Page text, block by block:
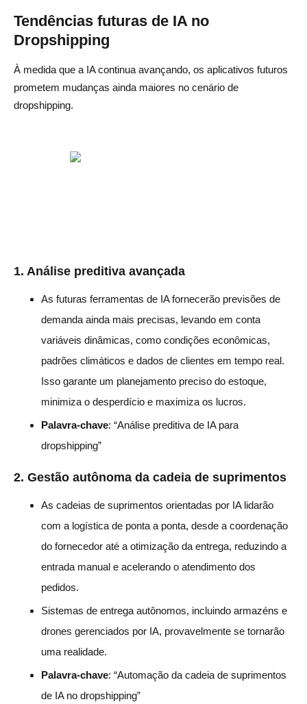
Tendências futuras de IA no
Dropshipping
À medida que a IA continua avançando, os aplicativos futuros
prometem mudanças ainda maiores no cenário de
dropshipping.
1. Análise preditiva avançada
As futuras ferramentas de IA fornecerão previsões de
demanda ainda mais precisas, levando em conta
variáveis dinâmicas, como condições econômicas,
padrões climáticos e dados de clientes em tempo real.
Isso garante um planejamento preciso do estoque,
minimiza o desperdício e maximiza os lucros.
Palavra-chave: “Análise preditiva de IA para
dropshipping”
2. Gestão autônoma da cadeia de suprimentos
As cadeias de suprimentos orientadas por IA lidarão
com a logística de ponta a ponta, desde a coordenação
do fornecedor até a otimização da entrega, reduzindo a
entrada manual e acelerando o atendimento dos
pedidos.
Sistemas de entrega autônomos, incluindo armazéns e
drones gerenciados por IA, provavelmente se tornarão
uma realidade.
Palavra-chave: “Automação da cadeia de suprimentos
de IA no dropshipping”